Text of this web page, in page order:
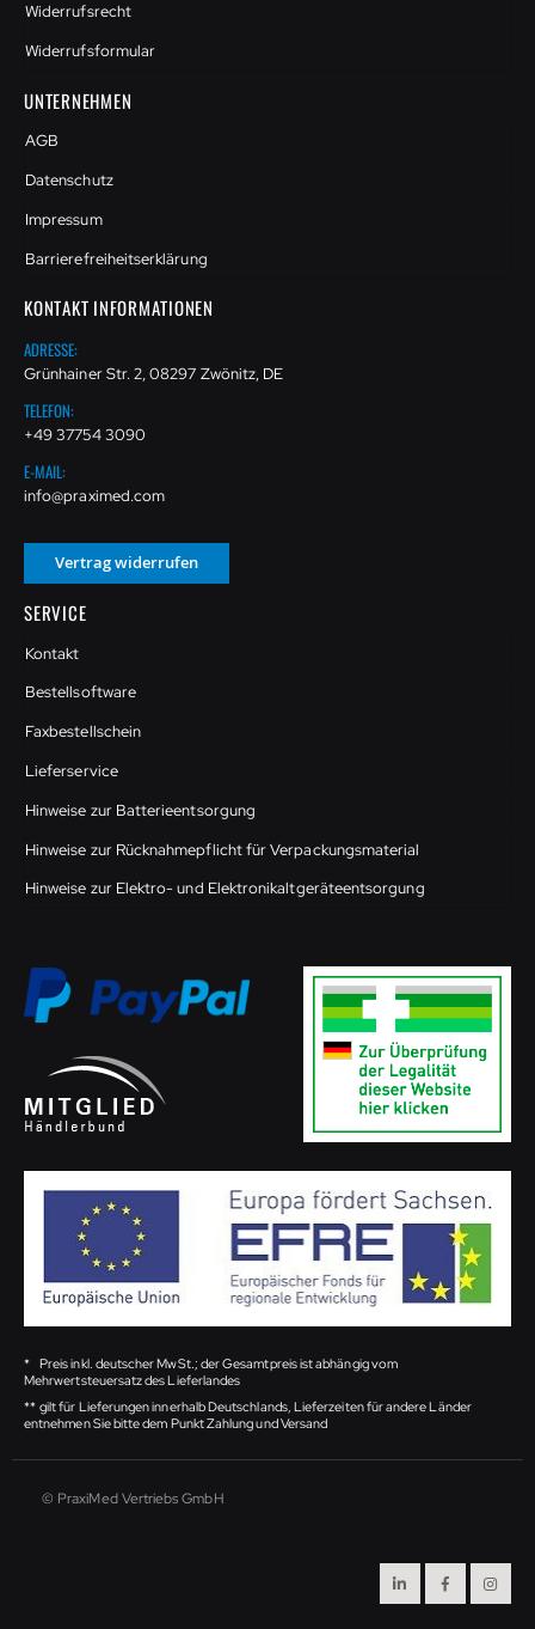
Widerrufsrecht
Widerrufsformular
UNTERNEHMEN
AGB
Datenschutz
Impressum
Barrierefreiheitserklärung
KONTAKT INFORMATIONEN
ADRESSE:
Grünhainer Str. 2, 08297 Zwönitz, DE
TELEFON:
+49 37754 3090
E-MAIL:
info@praximed.com
Vertrag widerrufen
SERVICE
Kontakt
Bestellsoftware
Faxbestellschein
Lieferservice
Hinweise zur Batterieentsorgung
Hinweise zur Rücknahmepflicht für Verpackungsmaterial
Hinweise zur Elektro- und Elektronikaltgeräteentsorgung
* Preis inkl. deutscher MwSt.; der Gesamtpreis ist abhängig vom
Mehrwertsteuersatz des Lieferlandes
** gilt für Lieferungen innerhalb Deutschlands, Lieferzeiten für andere Länder
entnehmen Sie bitte dem Punkt Zahlung und Versand
© PraxiMed Vertriebs GmbH